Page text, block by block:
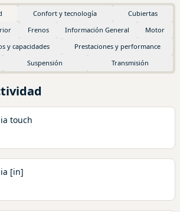
Confort y tecnología
Cubiertas
Frenos Información General
Motor
y capacidades
Prestaciones y performance
Suspensión Transmisión
touch
[in]